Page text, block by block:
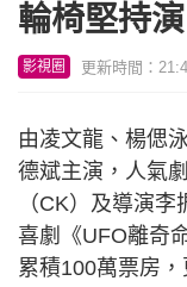
輪椅堅持
影視圈 更新時間：
由凌文龍、楊偲
德斌主演，人氣
（CK）及導演
喜劇《UFO離奇
累積100萬票房